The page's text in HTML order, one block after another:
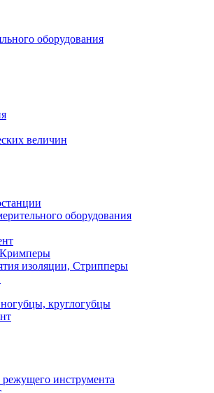
оборудования
величин
оборудования
изоляции, Стрипперы
круглогубцы
режущего инструмента